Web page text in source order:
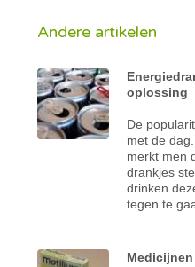
Andere artikelen
oplossing
De
met de
merkt men
drankjes
drinken
tegen te